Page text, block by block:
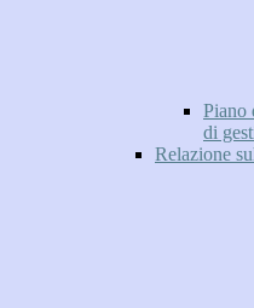
Piano
di
Relazione